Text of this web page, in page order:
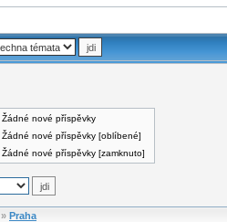
Žádné nové příspěvky
Žádné nové příspěvky [oblíbené]
Žádné nové příspěvky [zamknuto]
» Praha